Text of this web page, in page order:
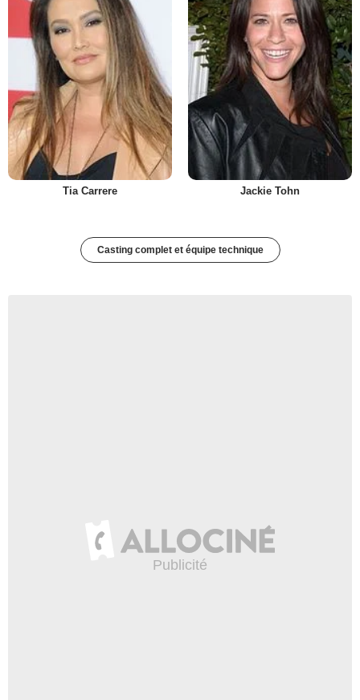
Tia Carrere Jackie Tohn
Casting complet et équipe technique